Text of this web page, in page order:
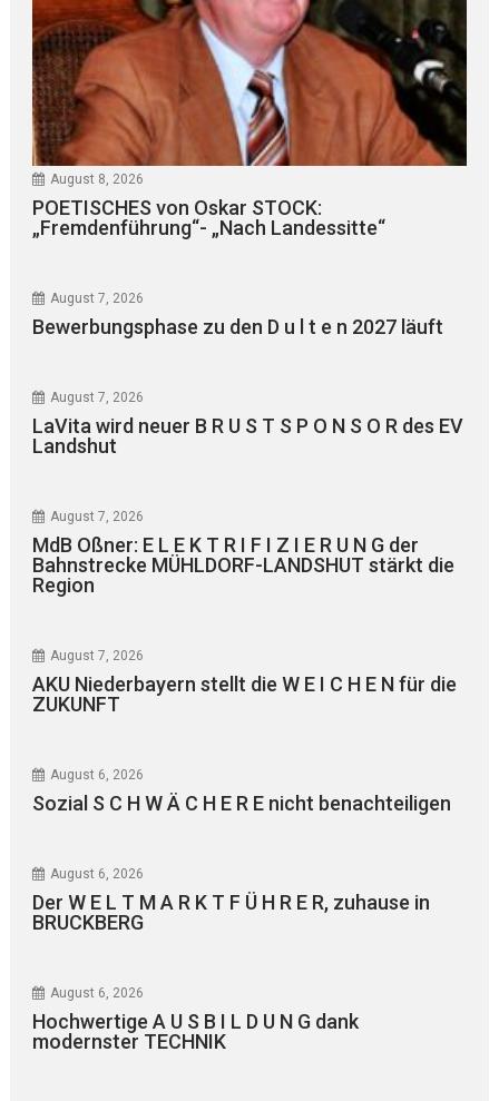
August 8, 2026
POETISCHES von Oskar STOCK:
„Fremdenführung“- „Nach Landessitte“
August 7, 2026
Bewerbungsphase zu den D u l t e n 2027 läuft
August 7, 2026
LaVita wird neuer B R U S T S P O N S O R des EV
Landshut
August 7, 2026
MdB Oßner: E L E K T R I F I Z I E R U N G der
Bahnstrecke MÜHLDORF-LANDSHUT stärkt die
Region
August 7, 2026
AKU Niederbayern stellt die W E I C H E N für die
ZUKUNFT
August 6, 2026
Sozial S C H W Ä C H E R E nicht benachteiligen
August 6, 2026
Der W E L T M A R K T F Ü H R E R, zuhause in
BRUCKBERG
August 6, 2026
Hochwertige A U S B I L D U N G dank
modernster TECHNIK